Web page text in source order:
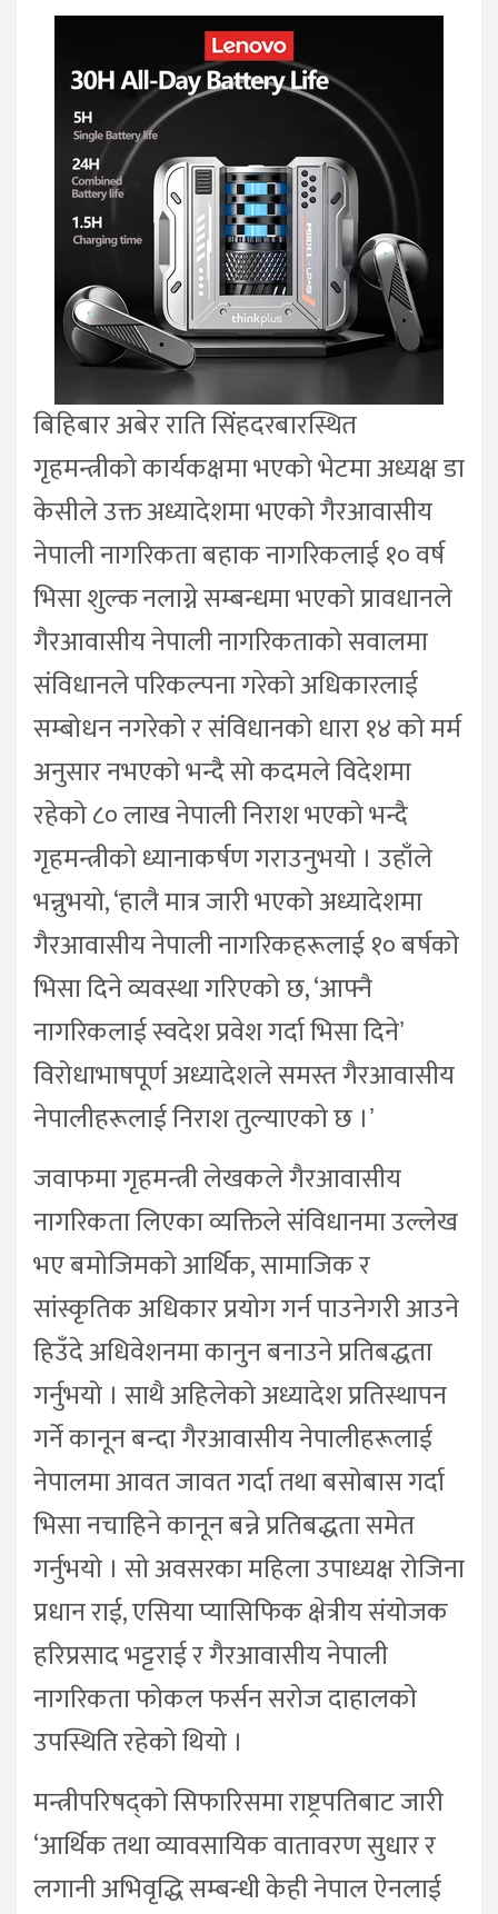
बिहिबार अबेर राति सिंहदरबारस्थित
गृहमन्त्रीको कार्यकक्षमा भएको भेटमा अध्यक्ष डा
केसीले उक्त अध्यादेशमा भएको गैरआवासीय
नेपाली नागरिकता बहाक नागरिकलाई १० वर्ष
भिसा शुल्क नलाग्ने सम्बन्धमा भएको प्रावधानले
गैरआवासीय नेपाली नागरिकताको सवालमा
संविधानले परिकल्पना गरेको अधिकारलाई
सम्बोधन नगरेको र संविधानको धारा १४ को मर्म
अनुसार नभएको भन्दै सो कदमले विदेशमा
रहेको ८० लाख नेपाली निराश भएको भन्दै
गृहमन्त्रीको ध्यानाकर्षण गराउनुभयो । उहाँले
भन्नुभयो, ‘हालै मात्र जारी भएको अध्यादेशमा
गैरआवासीय नेपाली नागरिकहरूलाई १० बर्षको
भिसा दिने व्यवस्था गरिएको छ, ‘आफ्नै
नागरिकलाई स्वदेश प्रवेश गर्दा भिसा दिनेʼ
विरोधाभाषपूर्ण अध्यादेशले समस्त गैरआवासीय
नेपालीहरूलाई निराश तुल्याएको छ ।ʼ
जवाफमा गृहमन्त्री लेखकले गैरआवासीय
नागरिकता लिएका व्यक्तिले संविधानमा उल्लेख
भए बमोजिमको आर्थिक, सामाजिक र
सांस्कृतिक अधिकार प्रयोग गर्न पाउनेगरी आउने
हिउँदे अधिवेशनमा कानुन बनाउने प्रतिबद्धता
गर्नुभयो । साथै अहिलेको अध्यादेश प्रतिस्थापन
गर्ने कानून बन्दा गैरआवासीय नेपालीहरूलाई
नेपालमा आवत जावत गर्दा तथा बसोबास गर्दा
भिसा नचाहिने कानून बन्ने प्रतिबद्धता समेत
गर्नुभयो । सो अवसरका महिला उपाध्यक्ष रोजिना
प्रधान राई, एसिया प्यासिफिक क्षेत्रीय संयोजक
हरिप्रसाद भट्टराई र गैरआवासीय नेपाली
नागरिकता फोकल फर्सन सरोज दाहालको
उपस्थिति रहेको थियो ।
मन्त्रीपरिषद्को सिफारिसमा राष्ट्रपतिबाट जारी
‘आर्थिक तथा व्यावसायिक वातावरण सुधार र
लगानी अभिवृद्धि सम्बन्धी केही नेपाल ऐनलाई